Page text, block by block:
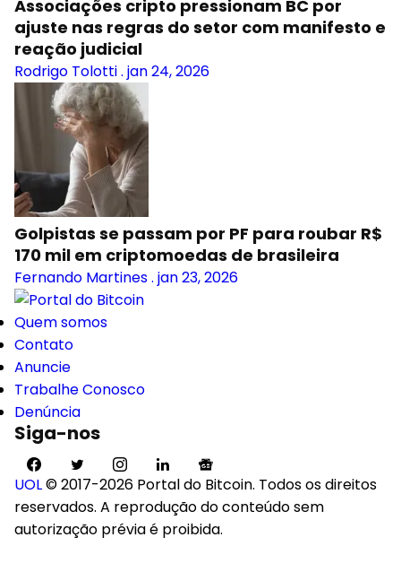
Associações cripto pressionam BC por
ajuste nas regras do setor com manifesto e
reação judicial
Rodrigo Tolotti. jan 24, 2026
Golpistas se passam por PF para roubar R$
170 mil em criptomoedas de brasileira
Fernando Martines. jan 23, 2026
Quem somos
Contato
Anuncie
Trabalhe Conosco
Denúncia
Siga-nos
UOL© 2017-2026 Portal do Bitcoin. Todos os direitos
reservados. A reprodução do conteúdo sem
autorização prévia é proibida.